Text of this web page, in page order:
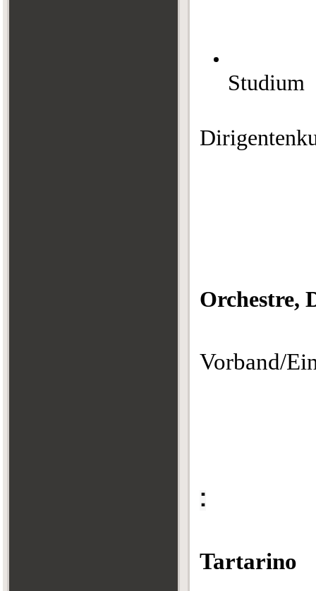
Studium
Orchestre,
Vorband/
:
Tartarino